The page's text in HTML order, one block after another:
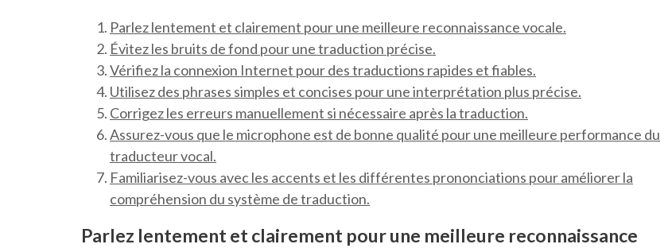
Parlez lentement et clairement pour une meilleure reconnaissance vocale.
Évitez les bruits de fond pour une traduction précise.
Vérifiez la connexion Internet pour des traductions rapides et fiables.
Utilisez des phrases simples et concises pour une interprétation plus précise.
Corrigez les erreurs manuellement si nécessaire après la traduction.
Assurez-vous que le microphone est de bonne qualité pour une meilleure performance du
traducteur vocal.
Familiarisez-vous avec les accents et les différentes prononciations pour améliorer la
compréhension du système de traduction.
Parlez lentement et clairement pour une meilleure reconnaissance